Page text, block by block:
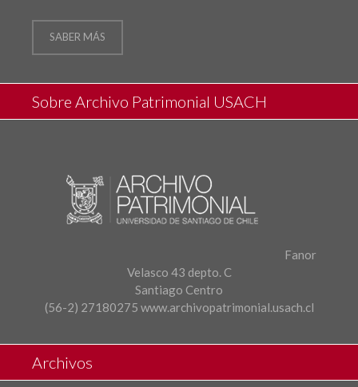
SABER MÁS
Sobre Archivo Patrimonial USACH
Fanor
Velasco 43 depto. C
Santiago Centro
(56-2) 27180275 www.archivopatrimonial.usach.cl
Archivos